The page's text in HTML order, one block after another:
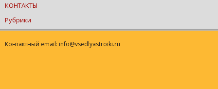
КОНТАКТЫ
Рубрики
Контактный email: info@vsedlyastroiki.ru